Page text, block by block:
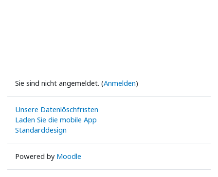
Sie sind nicht angemeldet. (Anmelden)
Unsere Datenlöschfristen
Laden Sie die mobile App
Standarddesign
Powered by Moodle